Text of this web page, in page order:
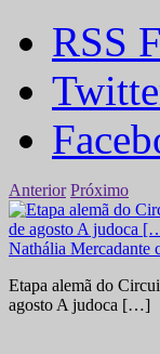
RSS
Anterior Próximo
Nathália Mercadante
Etapa alemã do
agosto A judoca […]